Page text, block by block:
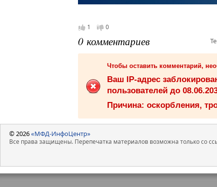
1 0
0 комментариев
Чтобы оставить комментарий,
Ваш IP-адрес
пользователей до
Причина: оскорбления,
© 2026«МФД-ИнфоЦентр»
Все права защищены. Перепечатка материалов возможна только со